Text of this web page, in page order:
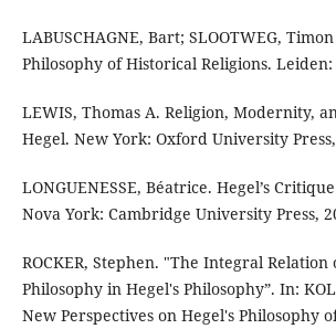
LABUSCHAGNE, Bart; SLOOTWEG,
Philosophy of Historical Religions.
LEWIS, Thomas A. Religion, Modernity,
Hegel. New York: Oxford University
LONGUENESSE, Béatrice. Hegel’s
Nova York: Cambridge University Press,
ROCKER, Stephen. "The Integral Relation
Philosophy in Hegel's Philosophy”. In:
New Perspectives on Hegel's Philosophy